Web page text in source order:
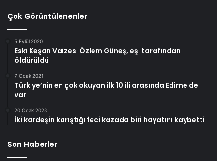
Çok Görüntülenenler
5 Eylül 2020
Eski Keşan Vaizesi Özlem Güneş, eşi tarafından
öldürüldü
7 Ocak 2021
Türkiye’nin en çok okuyan ilk 10 ili arasında Edirne de
var
20 Ocak 2023
İki kardeşin karıştığı feci kazada biri hayatını kaybetti
Son Haberler